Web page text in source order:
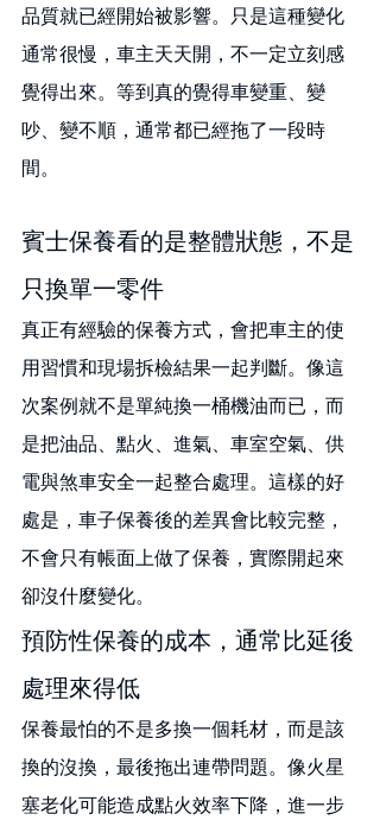
品質就已經開始被影響。只是這種變化
通常很慢，車主天天開，不一定立刻感
覺得出來。等到真的覺得車變重、變
吵、變不順，通常都已經拖了一段時
間。
賓士保養看的是整體狀態，不是
只換單一零件
真正有經驗的保養方式，會把車主的使
用習慣和現場拆檢結果一起判斷。像這
次案例就不是單純換一桶機油而已，而
是把油品、點火、進氣、車室空氣、供
電與煞車安全一起整合處理。這樣的好
處是，車子保養後的差異會比較完整，
不會只有帳面上做了保養，實際開起來
卻沒什麼變化。
預防性保養的成本，通常比延後
處理來得低
保養最怕的不是多換一個耗材，而是該
換的沒換，最後拖出連帶問題。像火星
塞老化可能造成點火效率下降，進一步